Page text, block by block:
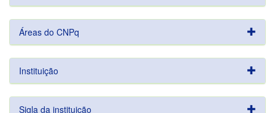
Áreas do CNPq
Instituição
Sigla da instituição